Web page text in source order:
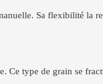
Sa flexibilité la
Ce type de grain se